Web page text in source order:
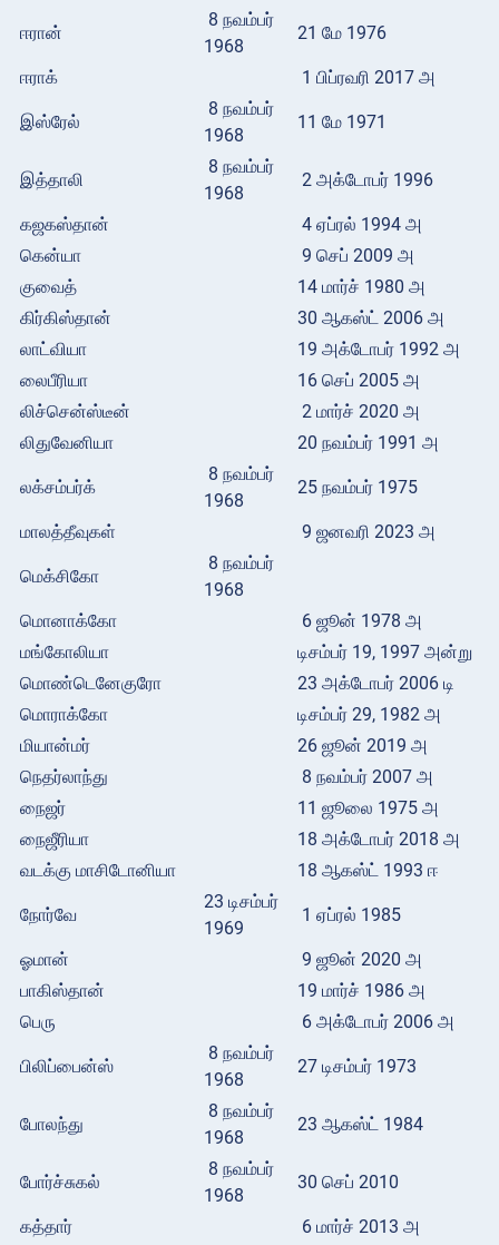
ஈரான்
8 நவம்பர்
1968
21 மே 1976
ஈராக் 1 பிப்ரவரி 2017 அ
இஸ்ரேல்
8 நவம்பர்
1968
11 மே 1971
இத்தாலி
8 நவம்பர்
1968
2 அக்டோபர் 1996
கஜகஸ்தான்
4 ஏப்ரல் 1994 அ
கென்யா
9 செப் 2009 அ
குவைத்
14 மார்ச் 1980 அ
கிர்கிஸ்தான்
30 ஆகஸ்ட் 2006 அ
லாட்வியா
19 அக்டோபர் 1992 அ
லைபீரியா
16 செப் 2005 அ
லிச்சென்ஸ்டீன்
2 மார்ச் 2020 அ
லிதுவேனியா
20 நவம்பர் 1991 அ
லக்சம்பர்க்
8 நவம்பர்
1968
25 நவம்பர் 1975
மாலத்தீவுகள் 9 ஜனவரி 2023 அ
மெக்சிகோ
8 நவம்பர்
1968
மொனாக்கோ
6 ஜூன் 1978 அ
மங்கோலியா
டிசம்பர் 19, 1997 அன்று
மொண்டெனேகுரோ
23 அக்டோபர் 2006 டி
மொராக்கோ
டிசம்பர் 29, 1982 அ
மியான்மர்
26 ஜூன் 2019 அ
நெதர்லாந்து
8 நவம்பர் 2007 அ
நைஜர்
11 ஜூலை 1975 அ
நைஜீரியா
18 அக்டோபர் 2018 அ
வடக்கு மாசிடோனியா
18 ஆகஸ்ட் 1993 ஈ
நோர்வே
23 டிசம்பர்
1969
1 ஏப்ரல் 1985
ஓமான்
9 ஜூன் 2020 அ
பாகிஸ்தான்
19 மார்ச் 1986 அ
பெரு
6 அக்டோபர் 2006 அ
பிலிப்பைன்ஸ்
8 நவம்பர்
1968
27 டிசம்பர் 1973
போலந்து
8 நவம்பர்
1968
23 ஆகஸ்ட் 1984
போர்ச்சுகல்
8 நவம்பர்
1968
30 செப் 2010
கத்தார் 6 மார்ச் 2013 அ